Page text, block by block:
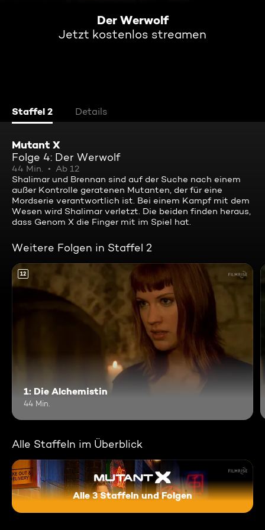
Der Werwolf
Jetzt kostenlos streamen
Staffel 2 Details
Mutant X
Folge 4: Der Werwolf
44 Min.
Ab 12
Shalimar und Brennan sind auf der Suche nach einem
außer Kontrolle geratenen Mutanten, der für eine
Mordserie verantwortlich ist. Bei einem Kampf mit dem
Wesen wird Shalimar verletzt. Die beiden finden heraus,
dass Genom X die Finger mit im Spiel hat.
Weitere Folgen in Staffel 2
12
1: Die Alchemistin
44 Min.
Alle Staffeln im Überblick
Alle 3 Staffeln und Folgen